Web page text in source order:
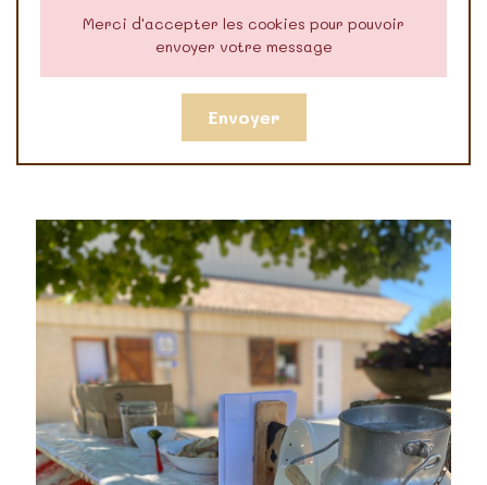
Merci d'accepter les cookies pour pouvoir
envoyer votre message